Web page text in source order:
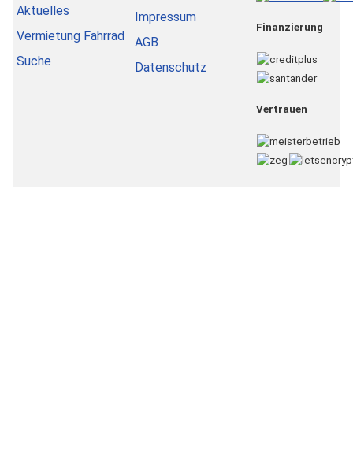
Aktuelles
Vermietung Fahrrad
Suche
Impressum
AGB
Datenschutz
Finanzierung
Vertrauen